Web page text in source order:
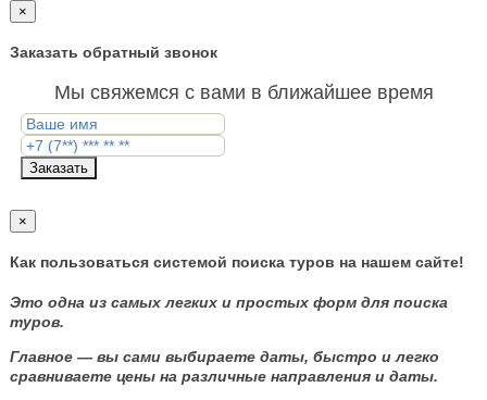
×
Заказать обратный звонок
Мы свяжемся с вами в ближайшее время
Заказать
×
Как пользоваться системой поиска туров на нашем сайте!
Это одна из самых легких и простых форм для поиска
туров.
Главное — вы сами выбираете даты, быстро и легко
сравниваете цены на различные направления и даты.